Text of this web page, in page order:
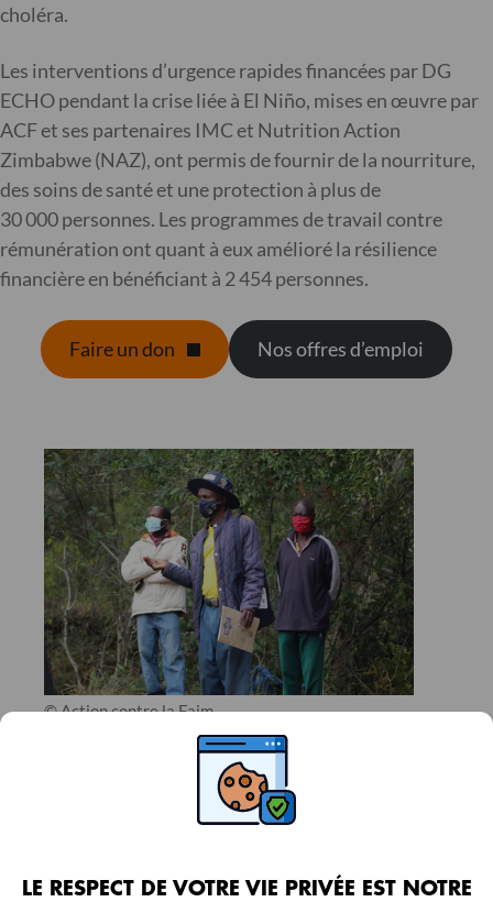
LE RESPECT DE VOTRE VIE PRIVÉE EST NOTRE
choléra.
Les interventions d’urgence rapides financées par DG
ECHO pendant la crise liée à El Niño, mises en œuvre par
ACF et ses partenaires IMC et Nutrition Action
Zimbabwe (NAZ), ont permis de fournir de la nourriture,
des soins de santé et une protection à plus de
30 000 personnes. Les programmes de travail contre
rémunération ont quant à eux amélioré la résilience
financière en bénéficiant à 2 454 personnes.
Faire un don Nos offres d’emploi
© Action contre la Faim
1/4
ZIMBABWE